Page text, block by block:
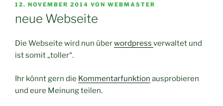
VERÖFFENTLICHT
12. NOVEMBER 2014 VON WEBMASTER
neue Webseite
Die Webseite wird nun überwordpress verwaltet und
ist somit „toller“.
Ihr könnt gern die Kommentarfunktion ausprobieren
und eure Meinung teilen.